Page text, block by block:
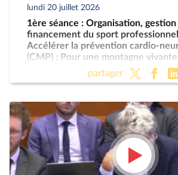
lundi 20 juillet 2026
1ère séance : Organisation,
financement du sport
Accélérer la prévention cardio-
(CMP) ; Pour une montagne
partager